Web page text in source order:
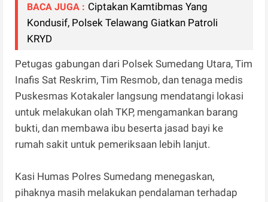
BACA JUGA : Ciptakan Kamtibmas Yang
Kondusif, Polsek Telawang Giatkan Patroli
KRYD
Petugas gabungan dari Polsek Sumedang Utara, Tim
Inafis Sat Reskrim, Tim Resmob, dan tenaga medis
Puskesmas Kotakaler langsung mendatangi lokasi
untuk melakukan olah TKP, mengamankan barang
bukti, dan membawa ibu beserta jasad bayi ke
rumah sakit untuk pemeriksaan lebih lanjut.
Kasi Humas Polres Sumedang menegaskan,
pihaknya masih melakukan pendalaman terhadap